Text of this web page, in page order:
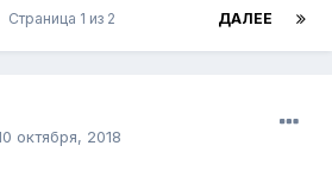
ДАЛЕЕ
Страница 1 из 2
октября, 2018